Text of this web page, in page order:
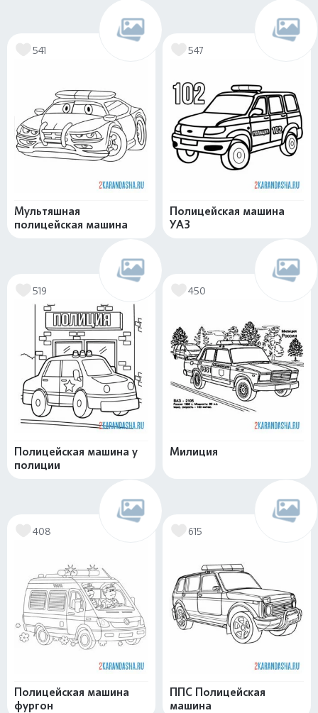
541
Мультяшная
полицейская машина
547
Полицейская машина
УАЗ
519
Полицейская машина у
полиции
450
Милиция
408
Полицейская машина
фургон
615
ППС Полицейская
машина